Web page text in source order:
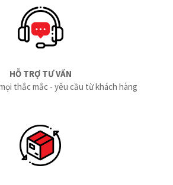
HỖ TRỢ TƯ VẤN
thắc mắc - yêu cầu từ khách hàng